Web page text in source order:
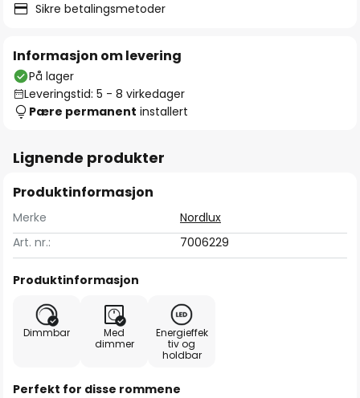
Sikre betalingsmetoder
Informasjon om levering
På lager
Leveringstid: 5 - 8 virkedager
Pære permanent installert
Lignende produkter
Produktinformasjon
Merke
Nordlux
Art. nr.:
7006229
Produktinformasjon
Dimmbar
Med
dimmer
Energieffek
tiv og
holdbar
Perfekt for disse rommene